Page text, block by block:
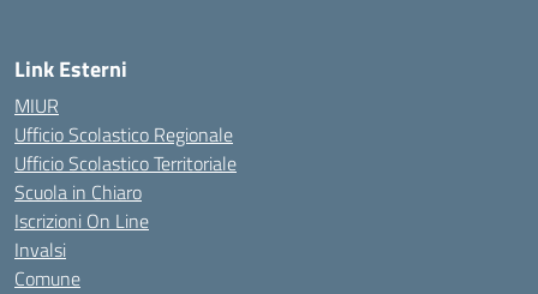
Link Esterni
MIUR
Ufficio Scolastico Regionale
Ufficio Scolastico Territoriale
Scuola in Chiaro
Iscrizioni On Line
Invalsi
Comune